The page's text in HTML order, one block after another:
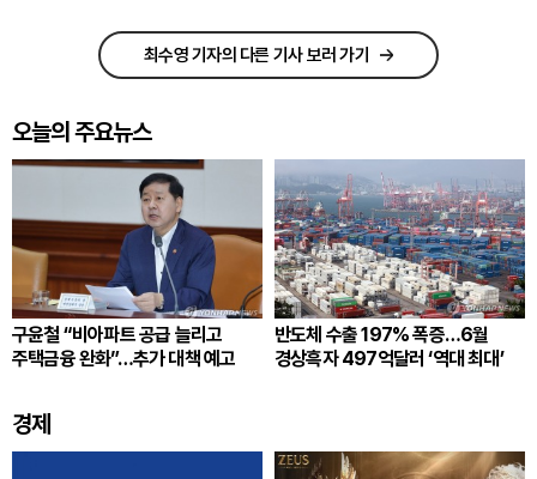
최수영 기자의 다른 기사 보러 가기
오늘의 주요뉴스
구윤철 “비아파트 공급 늘리고
주택금융 완화”…추가 대책 예고
반도체 수출 197% 폭증…6월
경상흑자 497억달러 ‘역대 최대’
경제